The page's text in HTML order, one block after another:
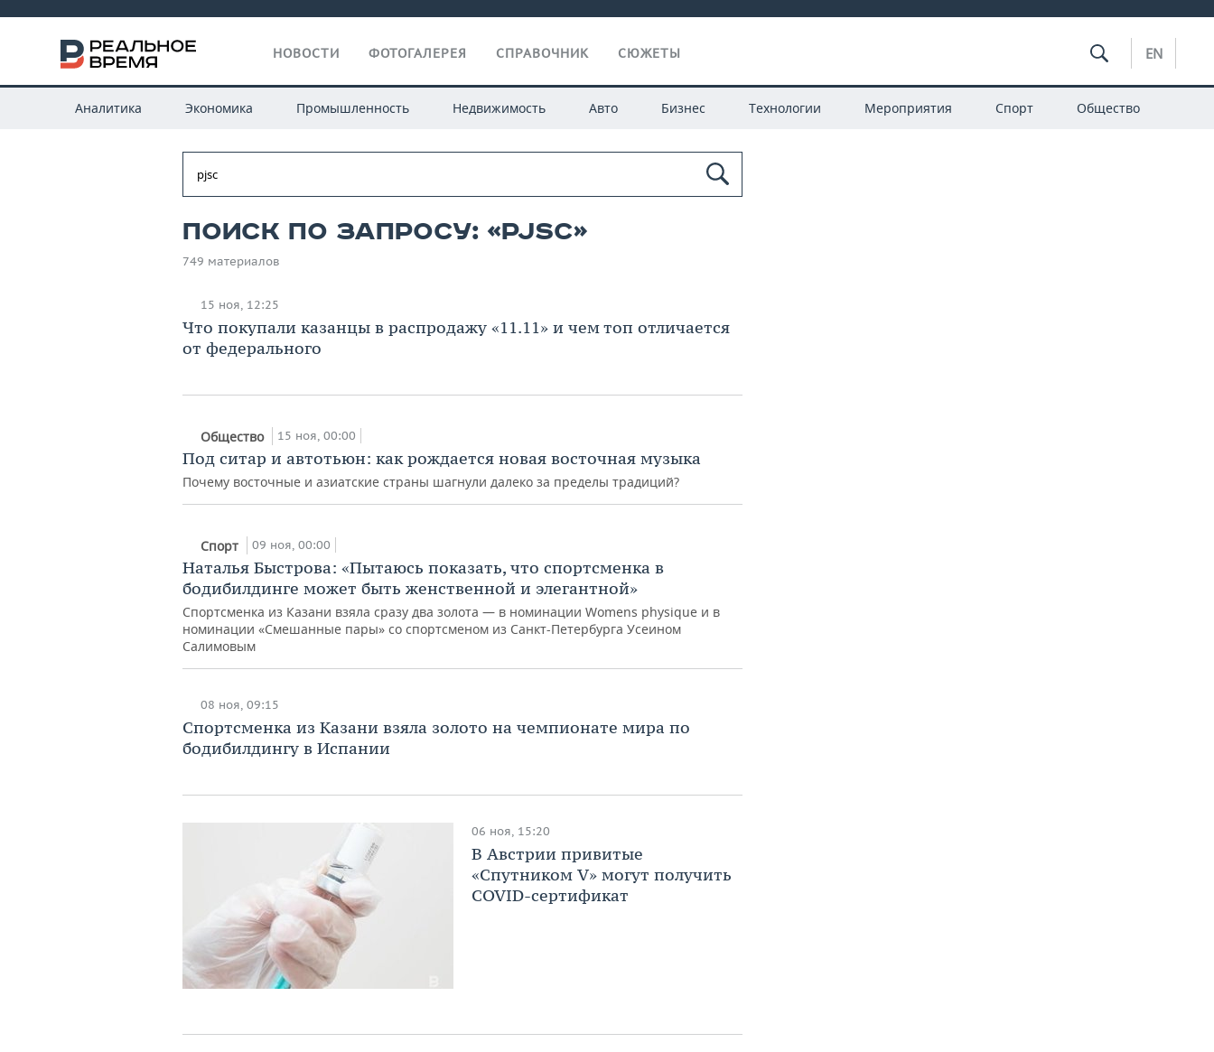
НОВОСТИ ФОТОГАЛЕРЕЯ СПРАВОЧНИК СЮЖЕТЫ EN
Аналитика Экономика Промышленность Недвижимость Авто Бизнес Технологии Мероприятия Спорт Общество
Поиск по запросу: «pjsc»
749 материалов
15 ноя, 12:25
Что покупали казанцы в распродажу «11.11» и чем топ отличается
от федерального
Общество 15 ноя, 00:00
Под ситар и автотьюн: как рождается новая восточная музыка
Почему восточные и азиатские страны шагнули далеко за пределы традиций?
Спорт 09 ноя, 00:00
Наталья Быстрова: «Пытаюсь показать, что спортсменка в
бодибилдинге может быть женственной и элегантной»
Спортсменка из Казани взяла сразу два золота — в номинации Womens physique и в
номинации «Смешанные пары» со спортсменом из Санкт-Петербурга Усеином
Салимовым
08 ноя, 09:15
Спортсменка из Казани взяла золото на чемпионате мира по
бодибилдингу в Испании
06 ноя, 15:20
В Австрии привитые
«Спутником V» могут получить
COVID-сертификат